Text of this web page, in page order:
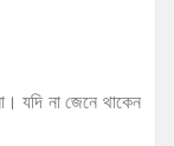
যদি না জেনে থাকেন